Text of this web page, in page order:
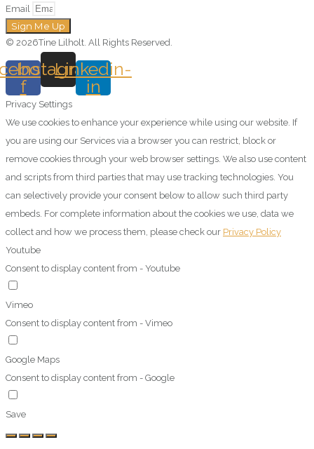
Email
Sign Me Up
© 2026Tine Lilholt. All Rights Reserved.
f
Instagram
Linkedin-
in
Privacy Settings
We use cookies to enhance your experience while using our website. If
you are using our Services via a browser you can restrict, block or
remove cookies through your web browser settings. We also use content
and scripts from third parties that may use tracking technologies. You
can selectively provide your consent below to allow such third party
embeds. For complete information about the cookies we use, data we
collect and how we process them, please check our Privacy Policy
Youtube
Consent to display content from - Youtube
Vimeo
Consent to display content from - Vimeo
Google Maps
Consent to display content from - Google
Save